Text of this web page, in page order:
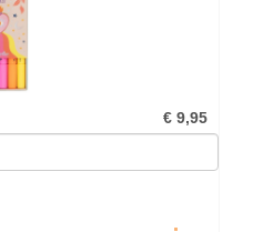
€ 9,95